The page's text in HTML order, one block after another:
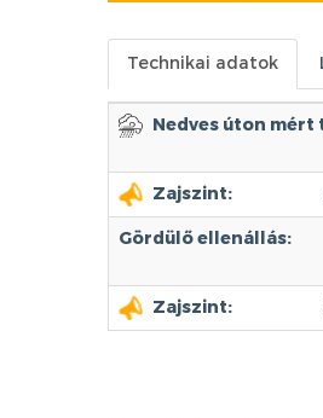
Technikai adatok
Nedves úton mért
Zajszint:
Gördülő ellenállás:
Zajszint: